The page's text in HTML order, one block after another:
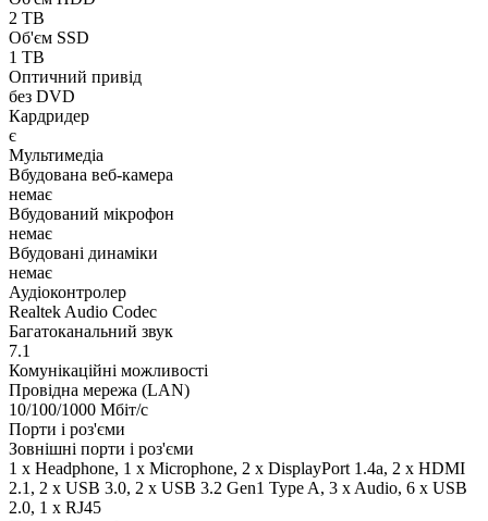
2 TB
Об'єм SSD
1 TB
Оптичний привід
без DVD
Кардридер
є
Мультимедіа
Вбудована веб-камера
немає
Вбудований мікрофон
немає
Вбудовані динаміки
немає
Аудіоконтролер
Realtek Audio Codec
Багатоканальний звук
7.1
Комунікаційні можливості
Провідна мережа (LAN)
10/100/1000 Мбіт/с
Порти і роз'єми
Зовнішні порти і роз'єми
1 x Нeadphone, 1 х Microphone, 2 x DisplayPort 1.4a, 2 x HDMI
2.1, 2 x USB 3.0, 2 x USB 3.2 Gen1 Type A, 3 x Audio, 6 x USB
2.0, 1 x RJ45